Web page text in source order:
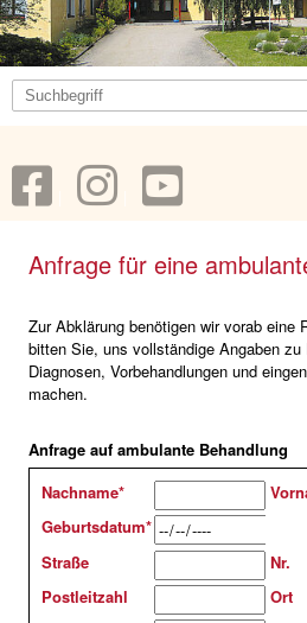
Anfrage für eine
Zur Abklärung benötigen wir vorab eine
bitten Sie, uns vollständige Angaben zu
Diagnosen, Vorbehandlungen und
machen.
Anfrage auf ambulante Behandlung
Nachname*
Geburtsdatum*
Straße
Nr.
Postleitzahl
Ort